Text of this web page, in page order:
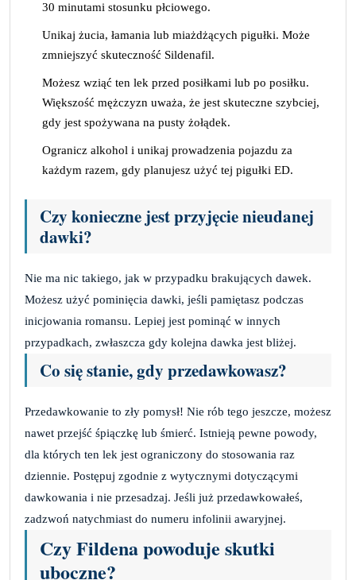
30 minutami stosunku płciowego.
Unikaj żucia, łamania lub miażdżących pigułki. Może
zmniejszyć skuteczność Sildenafil.
Możesz wziąć ten lek przed posiłkami lub po posiłku.
Większość mężczyzn uważa, że ​​jest skuteczne szybciej,
gdy jest spożywana na pusty żołądek.
Ogranicz alkohol i unikaj prowadzenia pojazdu za
każdym razem, gdy planujesz użyć tej pigułki ED.
Czy konieczne jest przyjęcie nieudanej
dawki?
Nie ma nic takiego, jak w przypadku brakujących dawek.
Możesz użyć pominięcia dawki, jeśli pamiętasz podczas
inicjowania romansu. Lepiej jest pominąć w innych
przypadkach, zwłaszcza gdy kolejna dawka jest bliżej.
Co się stanie, gdy przedawkowasz?
Przedawkowanie to zły pomysł! Nie rób tego jeszcze, możesz
nawet przejść śpiączkę lub śmierć. Istnieją pewne powody,
dla których ten lek jest ograniczony do stosowania raz
dziennie. Postępuj zgodnie z wytycznymi dotyczącymi
dawkowania i nie przesadzaj. Jeśli już przedawkowałeś,
zadzwoń natychmiast do numeru infolinii awaryjnej.
Czy Fildena powoduje skutki
uboczne?